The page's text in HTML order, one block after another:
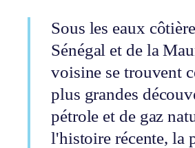
Sous les eaux
Sénégal et de la
voisine se trouvent
plus grandes
pétrole et de gaz
l'histoire récente, la